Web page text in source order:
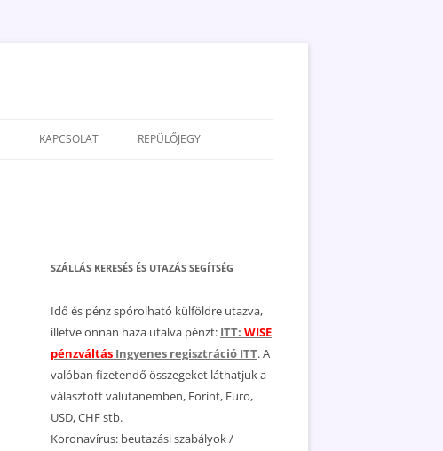
KAPCSOLAT REPÜLŐJEGY
SZÁLLÁS KERESÉS ÉS UTAZÁS SEGÍTSÉG
Idő és pénz spórolható külföldre utazva,
illetve onnan haza utalva pénzt: ITT: WISE
pénzváltás Ingyenes regisztráció ITT. A
valóban fizetendő összegeket láthatjuk a
választott valutanemben, Forint, Euro,
USD, CHF stb.
Koronavírus: beutazási szabályok /